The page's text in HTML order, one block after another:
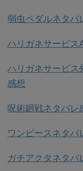
弱虫ペダルネタバ
ハリガネサービス
ハリガネサービス
感想
呪術廻戦ネタバレ
ワンピースネタバ
ガチアクタネタバ